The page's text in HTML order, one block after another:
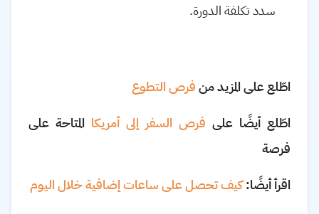
سدد تكلفة الدورة.
اطّلع على المزيد منفرص التطوع
اطّلع أيضًا على فرص السفر إلى أمريكا المتاحة على
فرصة
اقرأ أيضًا:كيف تحصل على ساعات إضافية خلال اليوم